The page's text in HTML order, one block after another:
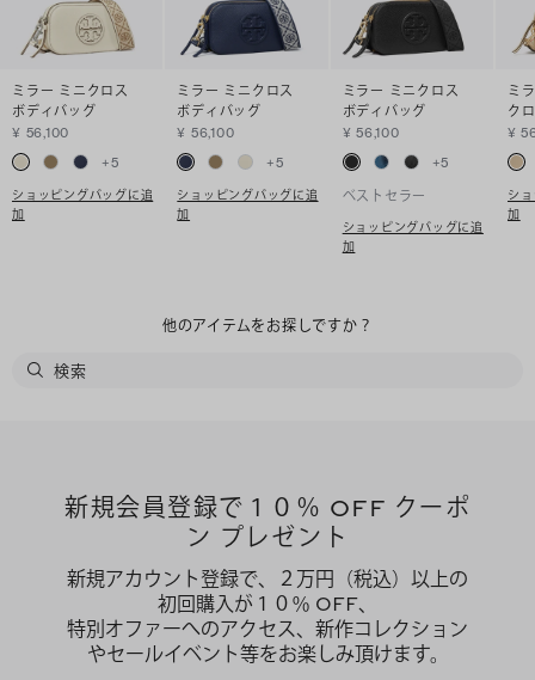
ミラー ミニクロス
ボディバッグ
¥ 56,100
+5
ショッピングバッグに追
加
ミラー ミニクロス
ボディバッグ
¥ 56,100
+5
ショッピングバッグに追
加
ミラー ミニクロス
ボディバッグ
¥ 56,100
+5
ベストセラー
ショッピングバッグに追
加
ミ
ク
¥
シ
加
他のアイテムをお探しですか？
新規会員登録で１０％ OFF クーポ
ン プレゼント
新規アカウント登録で、２万円（税込）以上の
初回購入が１０％ OFF、
特別オファーへのアクセス、新作コレクション
やセールイベント等をお楽しみ頂けます。